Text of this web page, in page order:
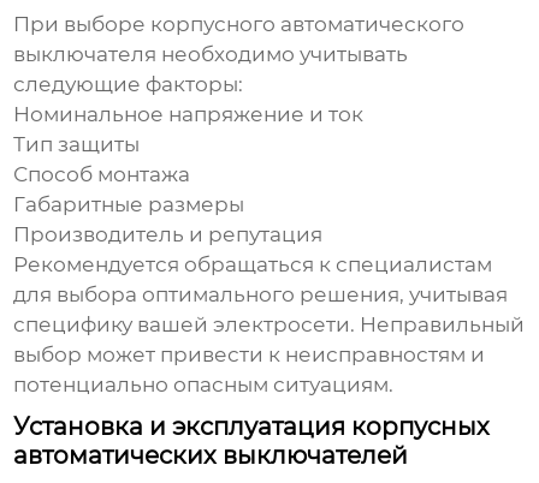
При выборе корпусного автоматического
выключателя необходимо учитывать
следующие факторы:
Номинальное напряжение и ток
Тип защиты
Способ монтажа
Габаритные размеры
Производитель и репутация
Рекомендуется обращаться к специалистам
для выбора оптимального решения, учитывая
специфику вашей электросети. Неправильный
выбор может привести к неисправностям и
потенциально опасным ситуациям.
Установка и эксплуатация корпусных
автоматических выключателей